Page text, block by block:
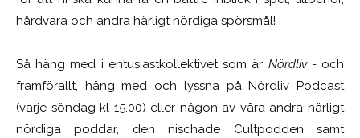
hårdvara och andra härligt nördiga spörsmål!
Så häng med i entusiastkollektivet som är Nördliv- och
framförallt, häng med och lyssna på Nördliv Podcast
(varje söndag kl 15.00) eller någon av våra andra härligt
nördiga poddar, den nischade Cultpodden samt